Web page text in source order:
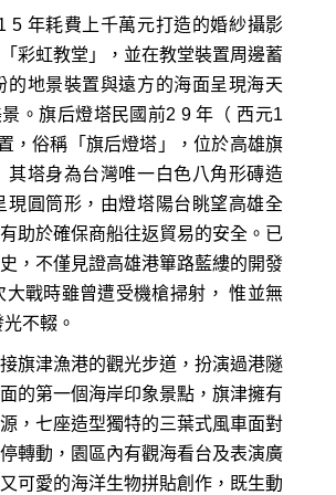
5 年耗費上千萬元打造的婚紗攝影
彩虹教堂」，並在教堂裝置周邊蓄
的地景裝置與遠方的海面呈現海天
。旗后燈塔民國前2 9 年（ 西元1
，俗稱「旗后燈塔」，位於高雄旗
其塔身為台灣唯一白色八角形磚造
現圓筒形，由燈塔陽台眺望高雄全
助於確保商船往返貿易的安全。已
，不僅見證高雄港篳路藍縷的開發
大戰時雖曾遭受機槍掃射， 惟並無
不輟。
旗津漁港的觀光步道，扮演過港隧
的第一個海岸印象景點，旗津擁有
，七座造型獨特的三葉式風車面對
轉動，園區內有觀海看台及表演廣
可愛的海洋生物拼貼創作，既生動